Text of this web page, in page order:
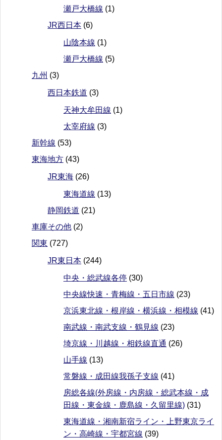
瀬戸大橋線 (1)
JR西日本 (6)
山陰本線 (1)
瀬戸大橋線 (5)
九州 (3)
西日本鉄道 (3)
天神大牟田線 (1)
太宰府線 (3)
新幹線 (53)
東海地方 (43)
JR東海 (26)
東海道線 (13)
静岡鉄道 (21)
車庫その他 (2)
関東 (727)
JR東日本 (244)
中央・総武線各停 (30)
中央線快速・青梅線・五日市線 (23)
京浜東北線・根岸線・横浜線・相模線 (41)
南武線・南武支線・鶴見線 (23)
埼京線・川越線・相鉄線直通 (26)
山手線 (13)
常磐線・成田線我孫子支線 (41)
房総各線(外房線・内房線・総武本線・成
田線・東金線・鹿島線・久留里線) (31)
東海道線・湘南新宿ライン・上野東京ライ
ン・高崎線・宇都宮線 (39)